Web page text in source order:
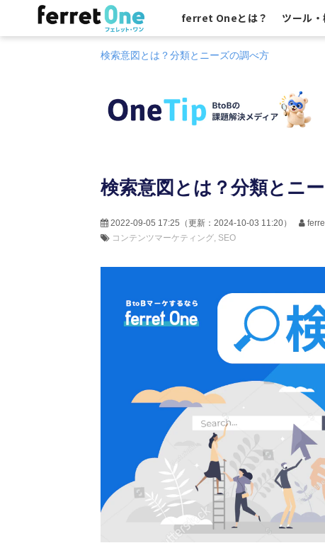
ferret Oneとは？ ツール
検索意図とは？分類とニーズの調べ方
検索意図とは？分類とニ
2022-09-05 17:25 （更新： 2024-10-03 11:20）
コンテンツマーケティング SEO